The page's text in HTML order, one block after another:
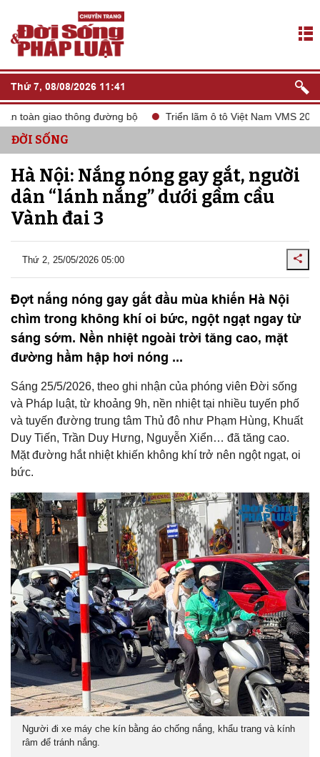
Thứ 7, 08/08/2026 11:41
giao thông đường bộ Triển lãm ô tô Việt Nam VMS 2024
ĐỜI SỐNG
Hà Nội: Nắng nóng gay gắt, người
dân “lánh nắng” dưới gầm cầu
Vành đai 3
Thứ 2, 25/05/2026 05:00
Đợt nắng nóng gay gắt đầu mùa khiến Hà Nội
chìm trong không khí oi bức, ngột ngạt ngay từ
sáng sớm. Nền nhiệt ngoài trời tăng cao, mặt
đường hầm hập hơi nóng ...
Sáng 25/5/2026, theo ghi nhận của phóng viên Đời sống
và Pháp luật, từ khoảng 9h, nền nhiệt tại nhiều tuyến phố
và tuyến đường trung tâm Thủ đô như Phạm Hùng, Khuất
Duy Tiến, Trần Duy Hưng, Nguyễn Xiển… đã tăng cao.
Mặt đường hắt nhiệt khiến không khí trở nên ngột ngạt, oi
bức.
Người đi xe máy che kín bằng áo chống nắng, khẩu trang và kính
râm để tránh nắng.